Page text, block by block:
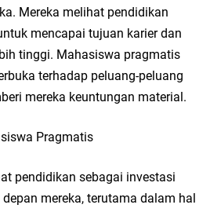
Mereka melihat pendidikan
mencapai tujuan karier dan
tinggi. Mahasiswa pragmatis
terhadap peluang-peluang
mereka keuntungan material.
Pragmatis
pendidikan sebagai investasi
mereka, terutama dalam hal